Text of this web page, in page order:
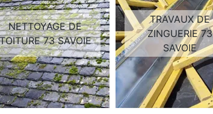
NETTOYAGE DE
73 SAVOIE
TRAVAUX DE
ZINGUERIE 73
SAVOIE